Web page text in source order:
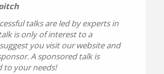
talks are led by experts in
is only of interest to a
you visit our website and
A sponsored talk is
to your needs!